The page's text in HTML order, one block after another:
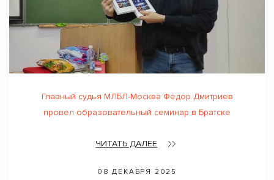
Главный судья МЛБЛ-Москва Федор Дмитриев
провел образовательный семинар в Братске
ЧИТАТЬ ДАЛЕЕ
08 ДЕКАБРЯ 2025